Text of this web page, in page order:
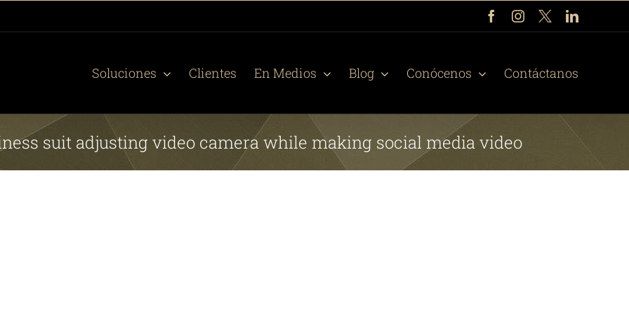
FacebookInstagram
X LinkedIn
Soluciones Clientes En Medios Blog Conócenos Contáctanos
suit adjusting video camera while making social media video